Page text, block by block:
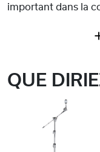
important dans la
QUE